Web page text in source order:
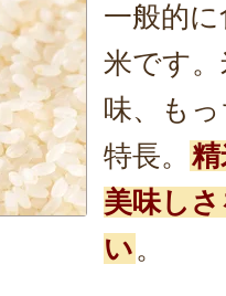
一般的
米です
味、も
特長。
美味し
い。